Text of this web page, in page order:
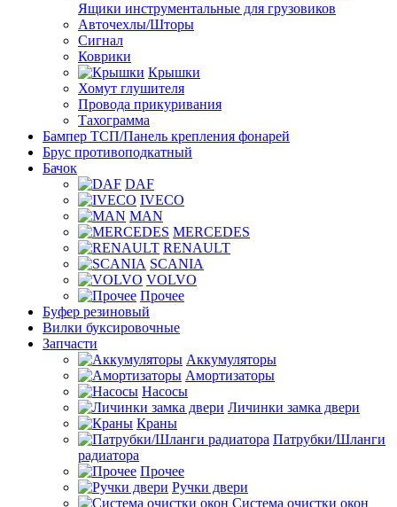
Ящики инструментальные для грузовиков
Авточехлы/Шторы
Сигнал
Коврики
Крышки
Хомут глушителя
Провода прикуривания
Тахограмма
Бампер ТСП/Панель крепления фонарей
Брус противоподкатный
Бачок
DAF
IVECO
MAN
MERCEDES
RENAULT
SCANIA
VOLVO
Прочее
Буфер резиновый
Вилки буксировочные
Запчасти
Аккумуляторы
Амортизаторы
Насосы
Личинки замка двери
Краны
Патрубки/Шланги
радиатора
Прочее
Ручки двери
Система очистки окон